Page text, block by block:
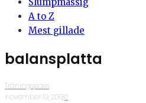
A to Z
Mest gillade
balansplatta
Träningspass
·november 19, 2013·0